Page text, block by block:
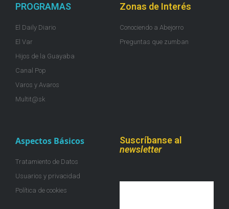
PROGRAMAS
El Daily Diario
El Var
Hijos de la Guayaba
Canal Pop
Varos y Avaros
Multit@sk
Zonas de Interés
Conociendo a Abejorro
Preguntas que zumban
Aspectos Básicos
Tratamiento de Datos
Usuarios y privacidad
Política de cookies
Suscríbanse al
newsletter